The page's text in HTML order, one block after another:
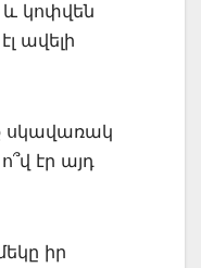
կոփվեն
ավելի
սկավառակ
էր այդ
իր